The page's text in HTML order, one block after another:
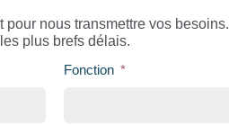
nous transmettre vos besoins.
plus brefs délais.
Fonction